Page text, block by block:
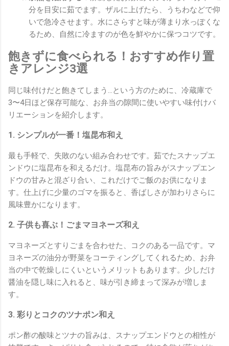
分を目安に茹でます。ザルに上げたら、うちわなどで仰
いで急冷させます。水にさらすと味が薄まり水っぽくな
るため、自然に冷ますのが色を鮮やかに保つコツです。
飽きずに食べられる！おすすめ作り置
きアレンジ3選
同じ味付けだと飽きてしまう…という方のために、冷蔵庫で
3〜4日ほど保存可能な、お弁当の隙間に使いやすい味付けバ
リエーションを紹介します。
1. シンプルが一番！塩昆布和え
最も手軽で、失敗のない組み合わせです。茹でたスナップエ
ンドウに塩昆布を和えるだけ。塩昆布の旨みがスナップエン
ドウの甘みと混ざり合い、これだけでご飯のお供になりま
す。仕上げに少量のゴマを振ると、香ばしさが加わりさらに
風味豊かになります。
2. 子供も喜ぶ！ごまマヨネーズ和え
マヨネーズとすりごまを合わせた、コクのある一品です。マ
ヨネーズの油分が野菜をコーティングしてくれるため、お弁
当の中で乾燥しにくいというメリットもあります。少しだけ
醤油を隠し味に入れると、味が引き締まって深みが増しま
す。
3. 彩りとコクのツナポン和え
ポン酢の酸味とツナの旨みは、スナップエンドウとの相性が